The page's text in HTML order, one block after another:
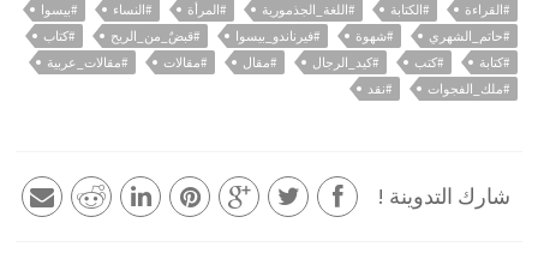
#القراءة
#الكتابة #اللغة_الجذمورية #المرأة #النساء
#بيسوا
#حاتم_الشهري
#شهوة #فيرناندو_بيسوا #قبضٌ_من_الريح
#كتاب
#كتابة
#كتب #كيد_الرجال #مقال #مقالات
#مقالات_عربية
#ملك_الفجوات
#نقد
شارك التدوينة !